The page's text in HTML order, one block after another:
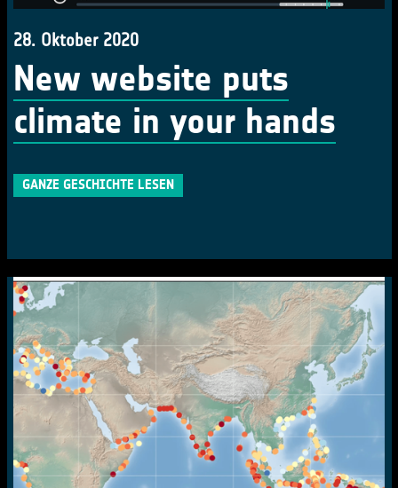
28. Oktober 2020
New website puts
climate in your hands
GANZE GESCHICHTE LESEN